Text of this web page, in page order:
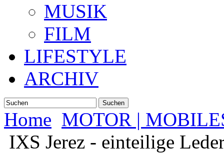
MUSIK
FILM
LIFESTYLE
ARCHIV
Suchen
Home MOTOR |
IXS Jerez - einteilige